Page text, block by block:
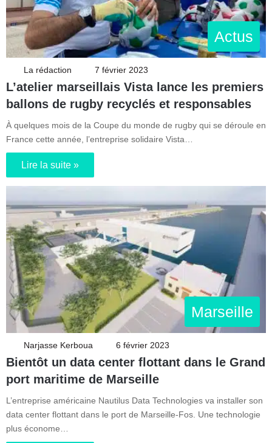
Actus
La rédaction 7 février 2023
L’atelier marseillais Vista lance les premiers
ballons de rugby recyclés et responsables
À quelques mois de la Coupe du monde de rugby qui se déroule en
France cette année, l’entreprise solidaire Vista…
Lire la suite »
Marseille
Narjasse Kerboua 6 février 2023
Bientôt un data center flottant dans le Grand
port maritime de Marseille
L’entreprise américaine Nautilus Data Technologies va installer son
data center flottant dans le port de Marseille-Fos. Une technologie
plus économe…